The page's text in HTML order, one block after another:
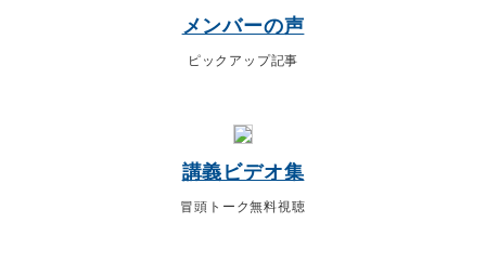
メンバーの声
ピックアップ記事
講義ビデオ集
冒頭トーク無料視聴